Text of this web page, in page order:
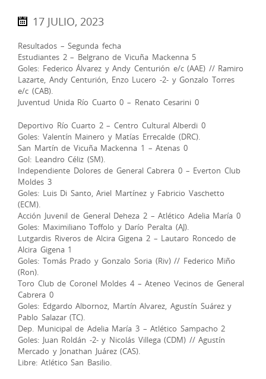
17 JULIO, 2023
Resultados – Segunda fecha
Estudiantes 2 – Belgrano de Vicuña Mackenna 5
Goles: Federico Álvarez y Andy Centurión e/c (AAE) // Ramiro
Lazarte, Andy Centurión, Enzo Lucero -2- y Gonzalo Torres
e/c (CAB).
Juventud Unida Río Cuarto 0 – Renato Cesarini 0
Deportivo Río Cuarto 2 – Centro Cultural Alberdi 0
Goles: Valentín Mainero y Matías Errecalde (DRC).
San Martín de Vicuña Mackenna 1 – Atenas 0
Gol: Leandro Céliz (SM).
Independiente Dolores de General Cabrera 0 – Everton Club
Moldes 3
Goles: Luis Di Santo, Ariel Martínez y Fabricio Vaschetto
(ECM).
Acción Juvenil de General Deheza 2 – Atlético Adelia María 0
Goles: Maximiliano Toffolo y Darío Peralta (AJ).
Lutgardis Riveros de Alcira Gigena 2 – Lautaro Roncedo de
Alcira Gigena 1
Goles: Tomás Prado y Gonzalo Soria (Riv) // Federico Miño
(Ron).
Toro Club de Coronel Moldes 4 – Ateneo Vecinos de General
Cabrera 0
Goles: Edgardo Albornoz, Martín Alvarez, Agustín Suárez y
Pablo Salazar (TC).
Dep. Municipal de Adelia María 3 – Atlético Sampacho 2
Goles: Juan Roldán -2- y Nicolás Villega (CDM) // Agustín
Mercado y Jonathan Juárez (CAS).
Libre: Atlético San Basilio.